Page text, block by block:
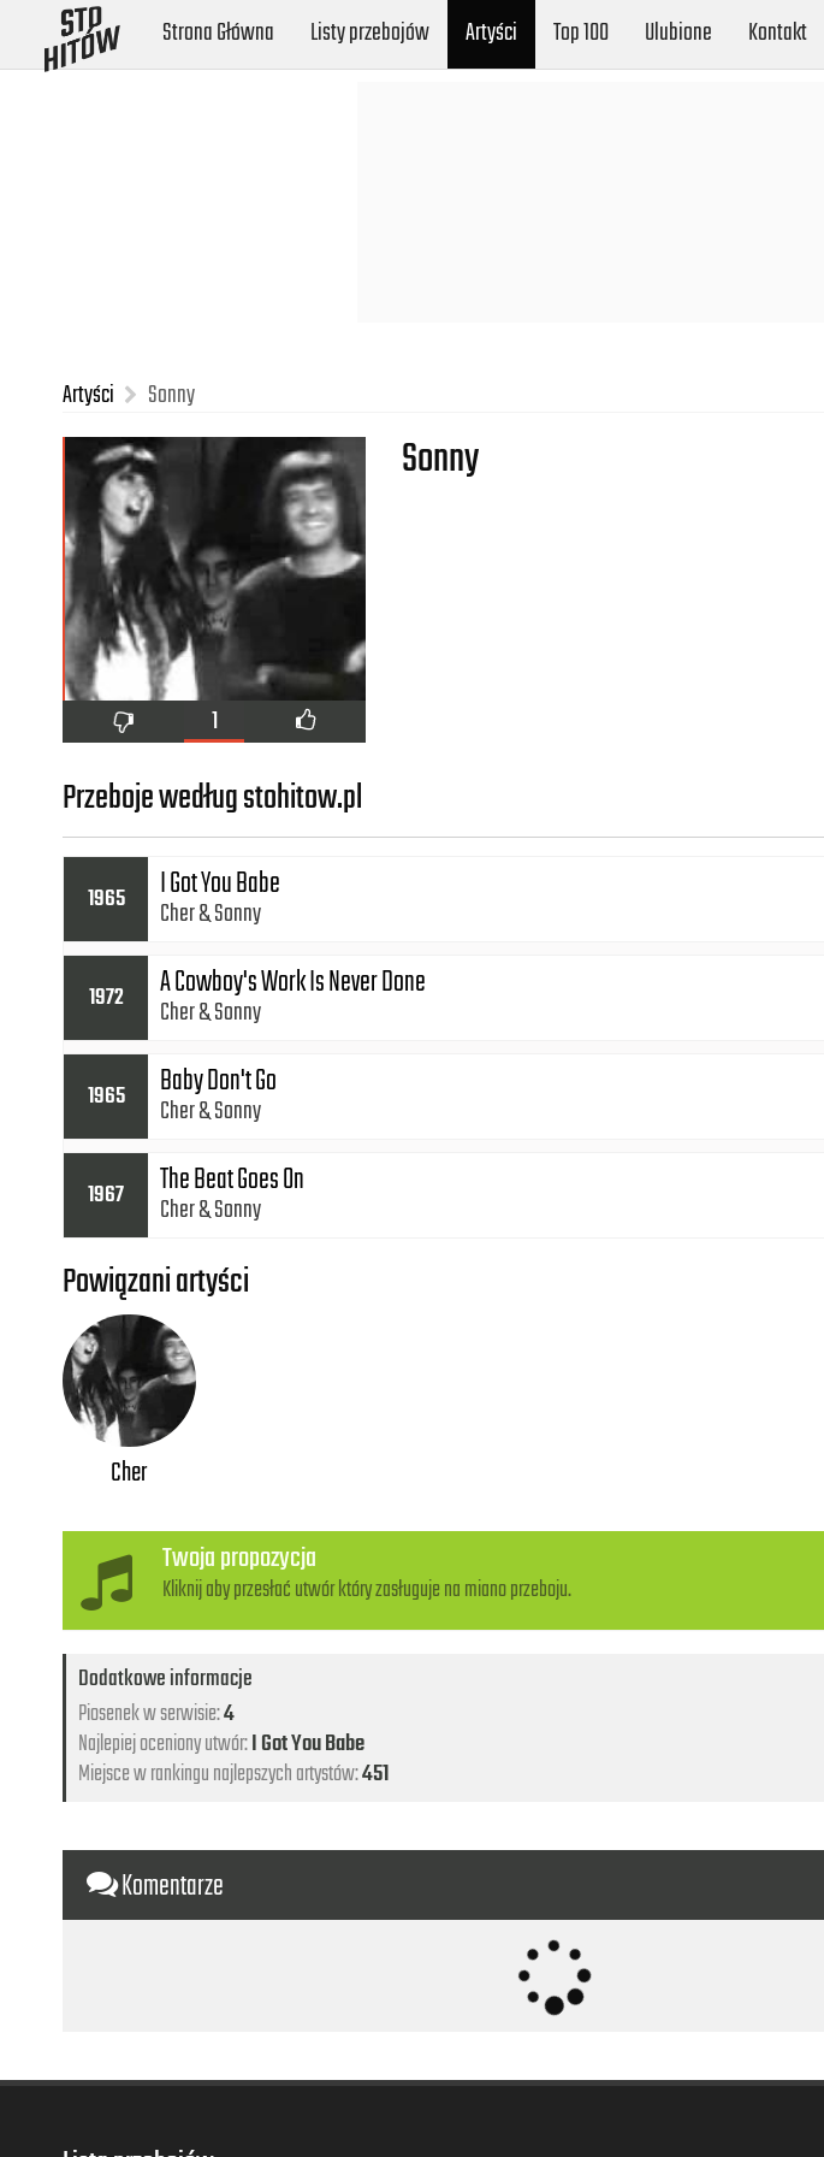
Strona Główna Listy przebojów Artyści Top 100 Ulubione Kontakt
Artyści Sonny
1
Sonny
Przeboje według stohitow.pl
1965 I Got You Babe
Cher Sonny
1972 A Cowboy's Work Is Never Done
Cher Sonny
1965 Baby Don't Go
Cher Sonny
1967 The Beat Goes On
Cher Sonny
Powiązani artyści
Cher
Twoja propozycja
Kliknij aby przesłać utwór który zasługuje na miano przeboju.
Dodatkowe informacje
Piosenek w serwisie:4
Najlepiej oceniony utwór:I Got You Babe
Miejsce w rankingu najlepszych artystów:451
Komentarze